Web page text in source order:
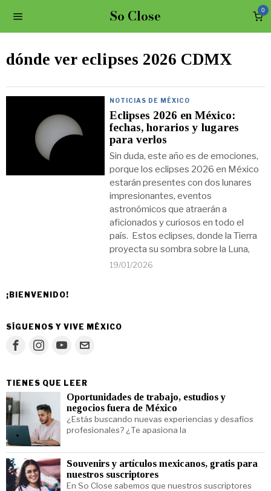
So Close 0
dónde ver eclipses 2026 CDMX
NOTICIAS DE MÉXICO
Eclipses 2026 en México:
fechas, horarios y lugares
para verlos
Sin duda, este año es de emociones,
porque los eclipses 2026 en México
estarán presentes con dos lunares
impresionantes, eventos
astronómicos que atraerán a
aficionados y curiosos en todo el
país. Estos eclipses, donde la Tierra
proyecta su sombra sobre la Luna,
19/01/2026
¡BIENVENIDO!
SÍGUENOS Y VIVE MÉXICO
TIENES QUE LEER
Oportunidades de trabajo, estudios y
negocios fuera de México
¿Estás buscando nuevas experiencias y desafíos
profesionales? ¿Te apasiona la
Souvenirs y artículos mexicanos, gratis para
nuestros suscriptores
En So Close sabemos que nuestros suscriptores